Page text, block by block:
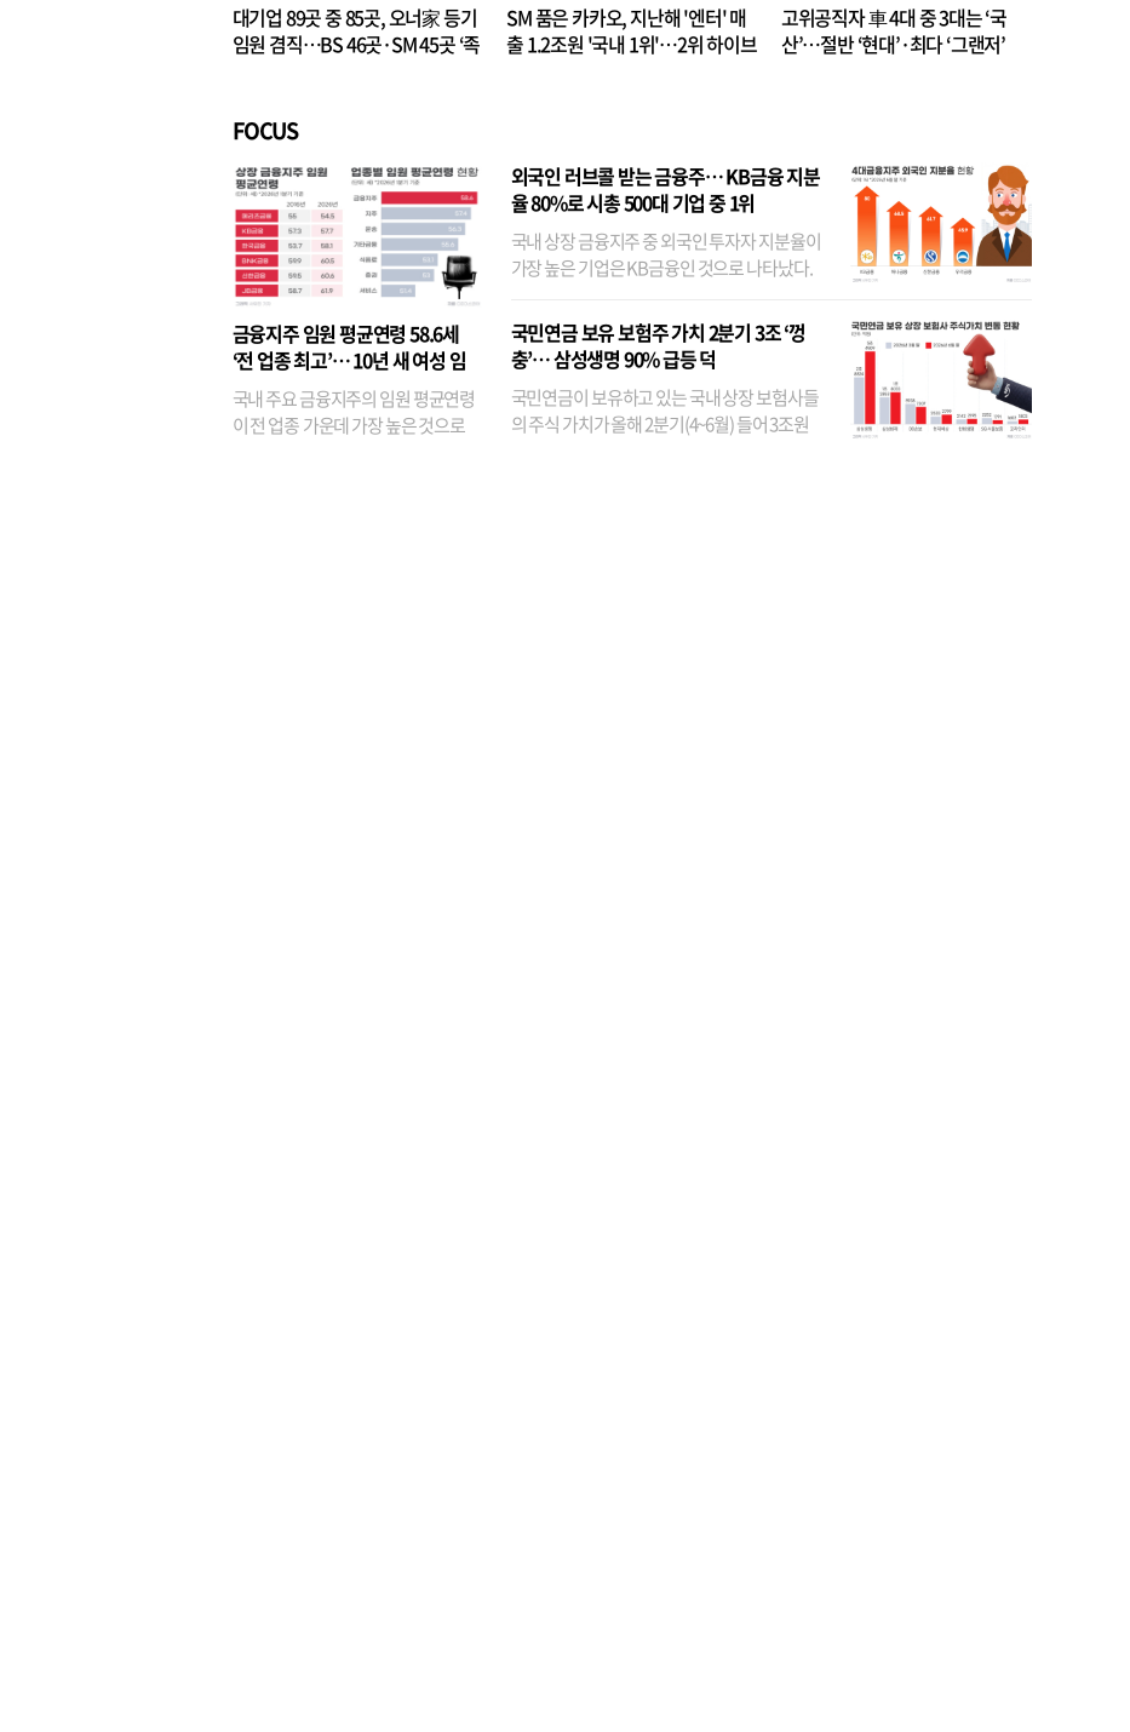
대기업 89곳 중 85곳, 오너家 등기
임원 겸직…BS 46곳·SM 45곳 ‘족
SM 품은 카카오, 지난해 '엔터' 매
출 1.2조원 '국내 1위'…2위 하이브
고위공직자 車 4대 중 3대는 ‘국
산’…절반 ‘현대’·최다 ‘그랜저’
FOCUS
금융지주 임원 평균연령 58.6세
‘전 업종 최고’… 10년 새 여성 임
원은 14배 껑충
국내 주요 금융지주의 임원 평균연령
이 전 업종 가운데 가장 높은 것으로
외국인 러브콜 받는 금융주… KB금융 지분
율 80%로 시총 500대 기업 중 1위
국내 상장 금융지주 중 외국인 투자자 지분율이
가장 높은 기업은 KB금융인 것으로 나타났다.
융이었다. 특히 KB금융은 지난달 말 기준 해외
기관투자자 지분율이...
국민연금 보유 보험주 가치 2분기 3조 ‘껑
충’… 삼성생명 90% 급등 덕
국민연금이 보유하고 있는 국내 상장 보험사들
의 주식 가치가 올해 2분기(4~6월) 들어 3조원